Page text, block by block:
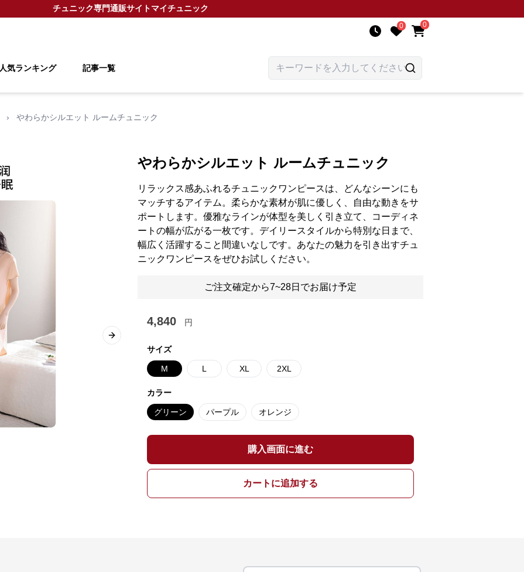
チュニック専門通販サイトマイチュニック
0 0
人気ランキング 記事一覧
› やわらかシルエット ルームチュニック
Next slide
やわらかシルエット ルームチュニック
リラックス感あふれるチュニックワンピースは、どんなシーンにも
マッチするアイテム。柔らかな素材が肌に優しく、自由な動きをサ
ポートします。優雅なラインが体型を美しく引き立て、コーディネ
ートの幅が広がる一枚です。デイリースタイルから特別な日まで、
幅広く活躍すること間違いなしです。あなたの魅力を引き出すチュ
ニックワンピースをぜひお試しください。
ご注文確定から7~28日でお届け予定
4,840 円
サイズ
M L XL 2XL
カラー
グリーン パープル オレンジ
購入画面に進む
カートに追加する